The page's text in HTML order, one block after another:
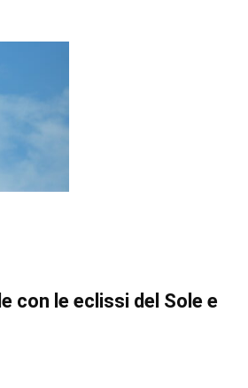
con le eclissi del Sole e